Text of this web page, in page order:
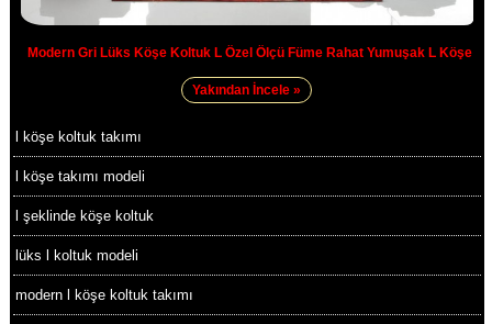
Modern Gri Lüks Köşe Koltuk L Özel Ölçü Füme Rahat Yumuşak L Köşe
Yakından İncele »
l köşe koltuk takımı
l köşe takımı modeli
l şeklinde köşe koltuk
lüks l koltuk modeli
modern l köşe koltuk takımı